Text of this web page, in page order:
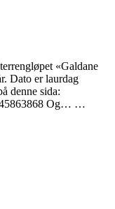
«Galdane
Dato er laurdag
denne sida:
Og… …